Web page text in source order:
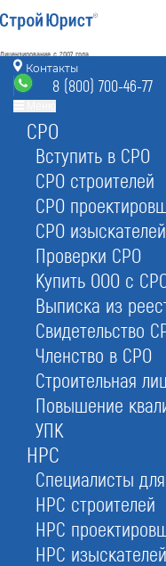
Лицензирование с 2007 года
4.93
Наш рейтинг
80отзывов
режим работы
без выходных 7:00-20:00
8 (800) 700-46-77
Стерлитамак, ул. Черноморская
Контакты
8 (800) 700-46-77
СРО
Вступить в СРО
СРО строителей
СРО
СРО изыскателей
Проверки СРО
Купить ООО с
Выписка из
Свидетельство
Членство в СРО
Строительная
Повышение
УПК
НРС
Специалисты
НРС строителей
НРС
НРС изыскателей
Реестр СРО
в
Стать членом
(СРО) и
проектирование